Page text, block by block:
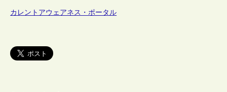
カレントアウェアネス・ポータル